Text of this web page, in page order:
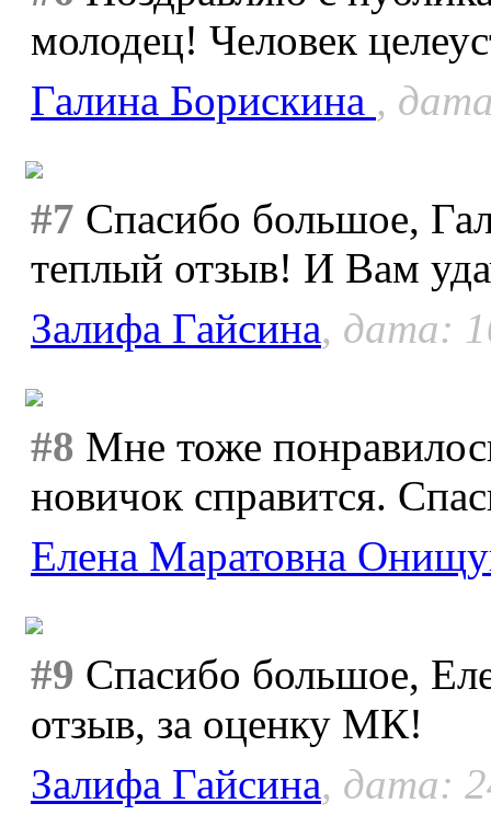
молодец! Человек
Галина Борискина ,
#7 Спасибо большое,
теплый отзыв! И Вам
Залифа Гайсина, дата:
#8 Мне тоже
новичок справится.
Елена Маратовна
#9 Спасибо большое,
отзыв, за оценку МК!
Залифа Гайсина, дата: